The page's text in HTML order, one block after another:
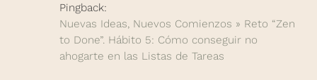
Pingback:
Nuevas Ideas, Nuevos Comienzos » Reto “Zen
to Done”. Hábito 5: Cómo conseguir no
ahogarte en las Listas de Tareas